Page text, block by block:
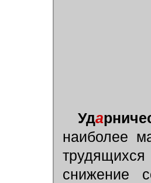
Уда
наиболее
снижение